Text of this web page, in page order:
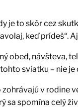
je to skôr cez
keď prídeš“.
obed, návšteva,
sviatku – nie
v rodine
sa spomína celý